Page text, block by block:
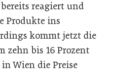
reagiert und
Produkte ins
kommt jetzt die
zehn bis 16 Prozent
Wien die Preise